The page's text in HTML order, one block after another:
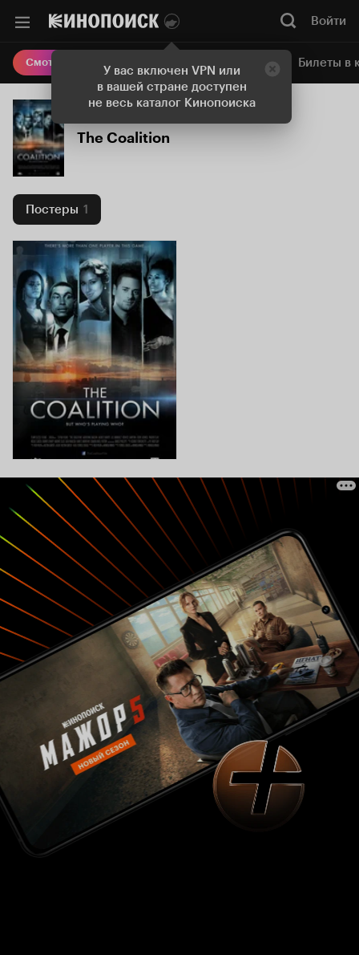
У вас включен VPN или
в вашей стране доступен
не весь каталог Кинопоиска
Войти
Смотреть кино Онлайн-кинотеатр Билеты в
The Coalition
Постеры 1